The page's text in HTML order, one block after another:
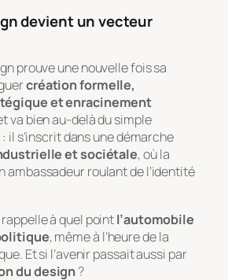
devient un vecteur
prouve une nouvelle fois sa
création formelle,
et enracinement
va bien au-delà du simple
il s’inscrit dans une démarche
et sociétale, où la
ambassadeur roulant de l’identité
à quel pointl’automobile
, même à l’heure de la
Et si l’avenir passait aussi par
du design?